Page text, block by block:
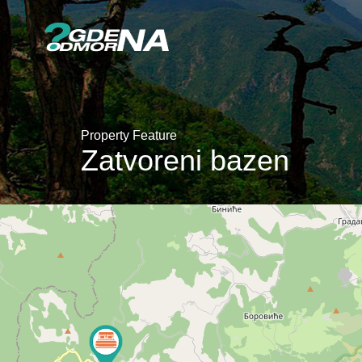
Property Feature
Zatvoreni bazen